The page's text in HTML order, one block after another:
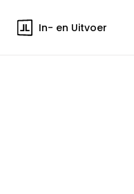
In- en Uitvoer